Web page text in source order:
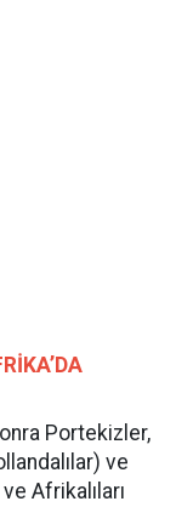
Portekizler,
ve
Afrikalıları